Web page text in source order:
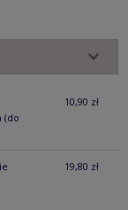
(do
10,90 zł
19,80 zł